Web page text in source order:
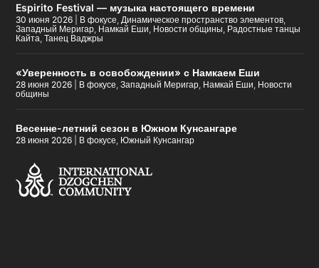
Espirito Festival — музыка настоящего времени
30 июня 2026 В фокусе Динамическое пространство элементов
Западный Меригар Намкай Еши Новости общины Радостные танцы
Кайта ,Танец Ваджры
«Уверенность в освобождении» с Намкаем Еши
28 июня 2026 В фокусе ,Западный Меригар Намкай Еши Новости
общины
Весенне-летний сезон в Южном Кунсангаре
28 июня 2026 В фокусе Южный Кунсангар